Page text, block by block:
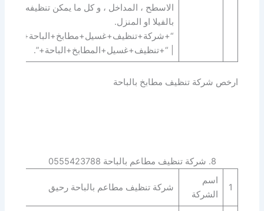
الاسطح ، المداخل ، و كل ما يمكن تنظيفه
بالفيلا او المنزل.
“+شركة+تنظيف+غسيل+مطابخ+الباحة+”
| “+تنظيف+غسيل+المطابخ+الباحة+”.
ارخص شركة تنظيف مطابخ بالباحة
8. شركة تنظيف مطاعم بالباحة 0555423788
1
اسم
الشركة
شركة تنظيف مطاعم بالباحة رحيق